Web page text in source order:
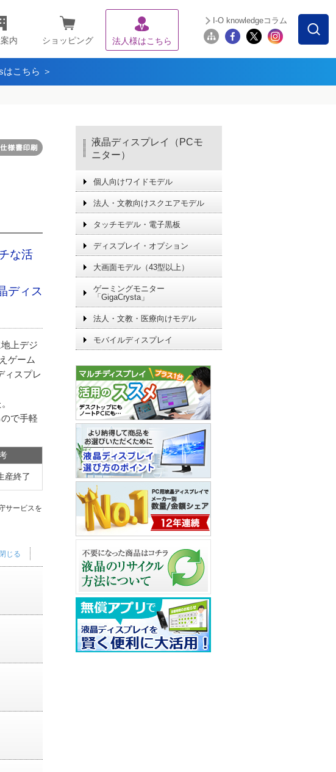
内 ショッピング 法人様はこちら
I-O knowledgeコラム
こちら ＞
な活
ディス
上デジ
ゲーム
ィスプレ
で手軽
産終了
サービスを
じる
液晶ディスプレイ（PCモ
ニター）
個人向けワイドモデル
法人・文教向けスクエアモデル
タッチモデル・電子黒板
ディスプレイ・オプション
大画面モデル（43型以上）
ゲーミングモニター
「GigaCrysta」
法人・文教・医療向けモデル
モバイルディスプレイ